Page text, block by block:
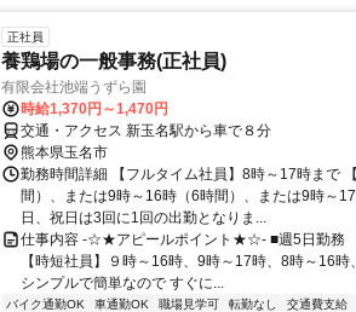
正社員
養鶏場の一般事務(正社員)
有限会社池端うずら園
時給1,370円～1,470円
交通・アクセス 新玉名駅から車で８分
熊本県玉名市
勤務時間詳細 【フルタイム社員】8時～17時まで
間）、または9時～16時（6時間）、または9時～
日、祝日は3回に1回の出勤となりま...
仕事内容 -☆★アピールポイント★☆- ■週5日勤務
【時短社員】９時～16時、9時～17時、8時～16
シンプルで簡単なので すぐに...
バイク通勤OK 車通勤OK 職場見学可 転勤なし 交通費支給